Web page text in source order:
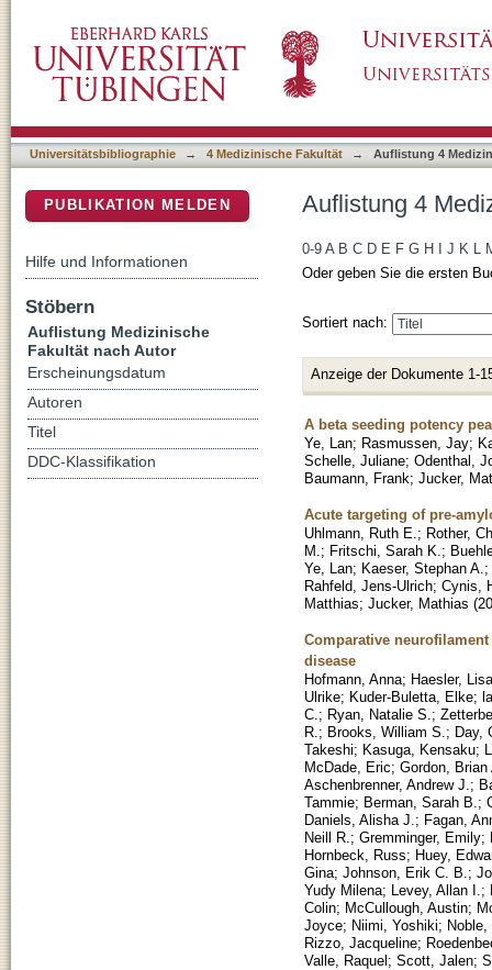
Universitätsbibliographie → 4 Medizinische Fakultät → Auflistung 4
Auflistung 4
0-9 A B C D E F G H J K L
Oder geben Sie die ersten
Sortiert nach:
Anzeige der Dokumente 1-
A beta seeding potency
Ye, Lan; Rasmussen, Jay;
Schelle, Juliane; Odenthal,
Baumann, Frank; Jucker,
Acute targeting of pre-
Uhlmann, Ruth E. ; Rother,
M. ; Fritschi, Sarah K. ;
Ye, Lan; Kaeser, Stephan A. ;
Rahfeld, Jens-Ulrich; Cynis,
Matthias; Jucker, Mathias (
Comparative
disease
Hofmann, Anna; Haesler,
Ulrike; Kuder-Buletta, Elke;
C. ; Ryan, Natalie S. ;
R. ; Brooks, William S. ; Day,
Takeshi; Kasuga, Kensaku;
McDade, Eric; Gordon, Brian
Aschenbrenner, Andrew J. ;
Tammie; Berman, Sarah B. ;
Daniels, Alisha J. ; Fagan,
Neill R. ; Gremminger, Emily;
Hornbeck, Russ; Huey,
Gina; Johnson, Erik C. B. ;
Yudy Milena; Levey, Allan I. ;
Colin; McCullough, Austin;
Joyce; Niimi, Yoshiki;
Rizzo, Jacqueline;
Valle, Raquel; Scott, Jalen;
PUBLIKATION MELDEN
Hilfe und Informationen
Stöbern
Auflistung Medizinische
Fakultät nach Autor
Erscheinungsdatum
Autoren
Titel
DDC-Klassifikation